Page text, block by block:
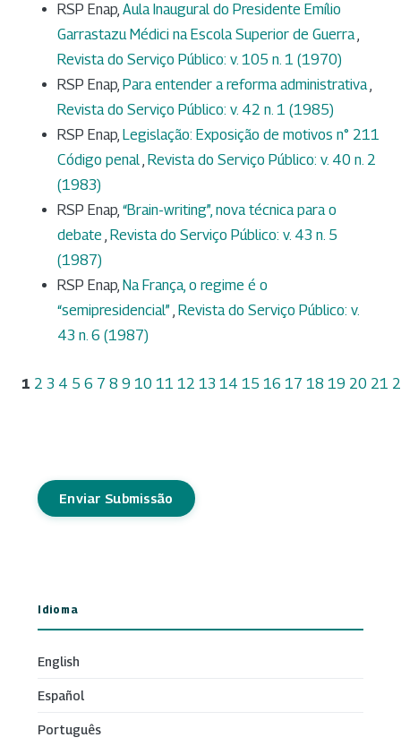
RSP Enap, Aula Inaugural do Presidente Emílio
Garrastazu Médici na Escola Superior de Guerra,
Revista do Serviço Público: v. 105 n. 1 (1970)
RSP Enap, Para entender a reforma administrativa,
Revista do Serviço Público: v. 42 n. 1 (1985)
RSP Enap, Legislação: Exposição de motivos n° 211
Código penal, Revista do Serviço Público: v. 40 n. 2
(1983)
RSP Enap, “Brain-writing”, nova técnica para o
debate , Revista do Serviço Público: v. 43 n. 5
(1987)
RSP Enap, Na França, o regime é o
“semipresidencial” , Revista do Serviço Público: v.
43 n. 6 (1987)
1 2 3 4 5 6 7 8 9 10 11 12 13 14 15 16 17 18 19 20 21
Enviar Submissão
Idioma
English
Español
Português